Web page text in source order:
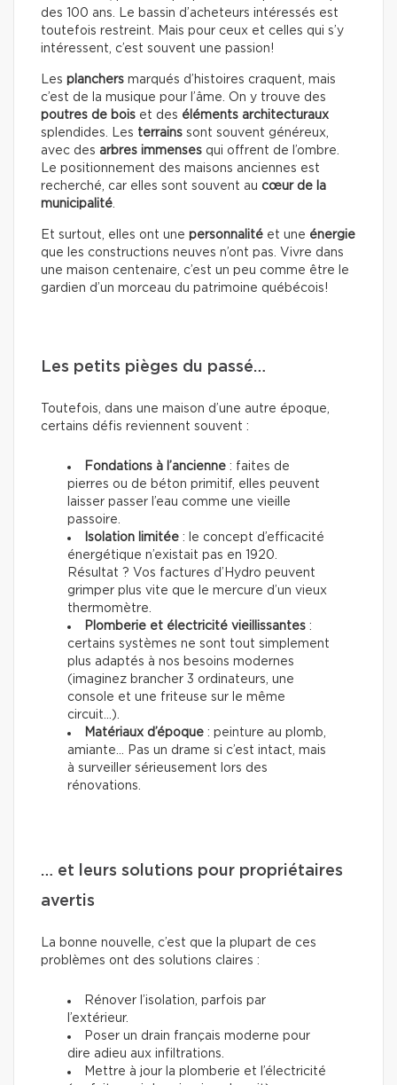
des 100 ans. Le bassin d’acheteurs intéressés est
toutefois restreint. Mais pour ceux et celles qui s’y
intéressent, c’est souvent une passion!
Les planchers marqués d’histoires craquent, mais
c’est de la musique pour l’âme. On y trouve des
poutres de bois et des éléments architecturaux
splendides. Les terrains sont souvent généreux,
avec des arbres immenses qui offrent de l’ombre.
Le positionnement des maisons anciennes est
recherché, car elles sont souvent au cœur de la
municipalité.
Et surtout, elles ont une personnalité et une énergie
que les constructions neuves n’ont pas. Vivre dans
une maison centenaire, c’est un peu comme être le
gardien d’un morceau du patrimoine québécois!
Les petits pièges du passé…
Toutefois, dans une maison d’une autre époque,
certains défis reviennent souvent :
Fondations à l’ancienne : faites de
pierres ou de béton primitif, elles peuvent
laisser passer l’eau comme une vieille
passoire.
Isolation limitée : le concept d’efficacité
énergétique n’existait pas en 1920.
Résultat ? Vos factures d’Hydro peuvent
grimper plus vite que le mercure d’un vieux
thermomètre.
Plomberie et électricité vieillissantes :
certains systèmes ne sont tout simplement
plus adaptés à nos besoins modernes
(imaginez brancher 3 ordinateurs, une
console et une friteuse sur le même
circuit...).
Matériaux d’époque : peinture au plomb,
amiante… Pas un drame si c’est intact, mais
à surveiller sérieusement lors des
rénovations.
… et leurs solutions pour propriétaires
avertis
La bonne nouvelle, c’est que la plupart de ces
problèmes ont des solutions claires :
Rénover l’isolation, parfois par
l’extérieur.
Poser un drain français moderne pour
dire adieu aux infiltrations.
Mettre à jour la plomberie et l’électricité